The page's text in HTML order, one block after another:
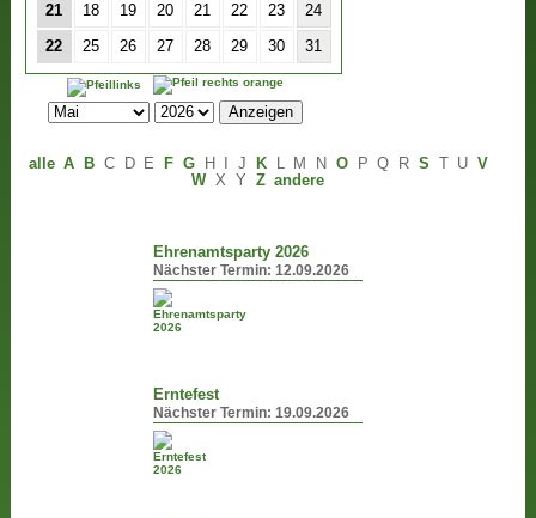
21 18 19 20 21 22 23 24
22 25 26 27 28 29 30 31
alle A B C D E F G H J K L M N O P Q R S U V
W X Y Z andere
Ehrenamtsparty 2026
Nächster Termin:12.09.2026
Erntefest
Nächster Termin:19.09.2026